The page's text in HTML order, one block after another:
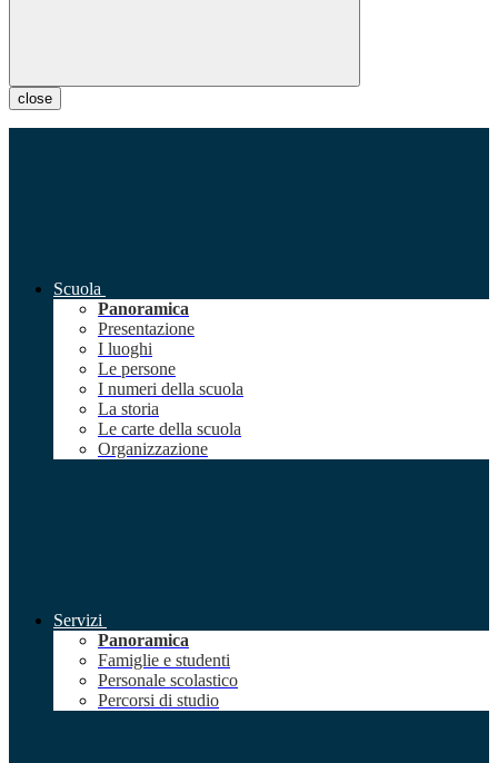
close
Scuola
Panoramica
Presentazione
I luoghi
Le persone
I numeri della scuola
La storia
Le carte della scuola
Organizzazione
Servizi
Panoramica
Famiglie e studenti
Personale scolastico
Percorsi di studio